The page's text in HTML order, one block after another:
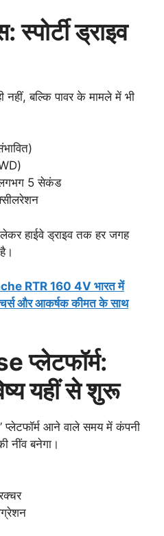
स्पोर्टी ड्राइव
बल्कि पावर के मामले में भी
5 सेकंड
हाईवे ड्राइव तक हर जगह
RTR 160 4V भारत में
और आकर्षक कीमत के साथ
प्लेटफॉर्म:
यहीं से शुरू
आने वाले समय में कंपनी
नींव बनेगा।